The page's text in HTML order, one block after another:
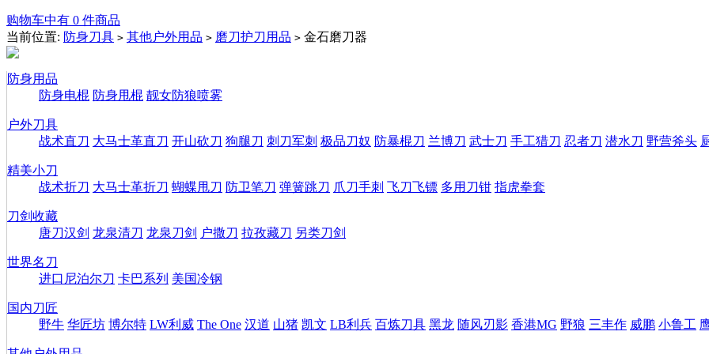
购物车中有 0 件商品
当前位置: 防身刀具 > 其他户外用品 > 磨刀护刀用品 > 金石磨刀器
防身用品
防身电棍 防身甩棍 靓女防狼喷雾
户外刀具
战术直刀 大马士革直刀 开山砍刀 狗腿刀 刺刀军刺 极品刀奴 防暴棍刀 兰博刀 武士刀 手工猎刀 忍者刀 潜水刀 野营斧头
精美小刀
战术折刀 大马士革折刀 蝴蝶甩刀 防卫笔刀 弹簧跳刀 爪刀手刺 飞刀飞镖 多用刀钳 指虎拳套
刀剑收藏
唐刀汉剑 龙泉清刀 龙泉刀剑 户撒刀 拉孜藏刀 另类刀剑
世界名刀
进口尼泊尔刀 卡巴系列 美国冷钢
国内刀匠
野牛 华匠坊 博尔特 LW利威 The One 汉道 山猪 凯文 LB利兵 百炼刀具 黑龙 随风刃影 香港MG 野狼 三丰作 威鹏 小鲁工